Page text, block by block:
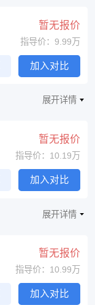
暂无报价
指导价：9.99万
加入对比
展开详情
暂无报价
指导价：10.19万
加入对比
展开详情
暂无报价
指导价：10.99万
加入对比